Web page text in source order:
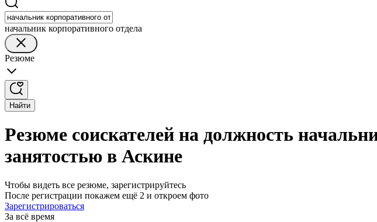
начальник корпоративного отдела
Резюме
Найти
Резюме соискателей на должность
занятостью в Аскине
Чтобы видеть все резюме, зарегистрируйтесь
После регистрации покажем ещё 2 и откроем фото
Зарегистрироваться
За всё время